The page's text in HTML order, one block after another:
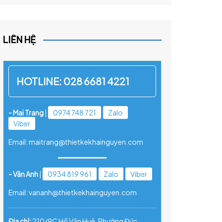
LIÊN HỆ
HOTLINE: 028 6681 4221
- Mai Trang| 0974 748 721
Zalo
Viber
Email: maitrang@thietkekhainguyen.com
- Vân Anh| 0934 819 961 Zalo Viber
Email: vananh@thietkekhainguyen.com